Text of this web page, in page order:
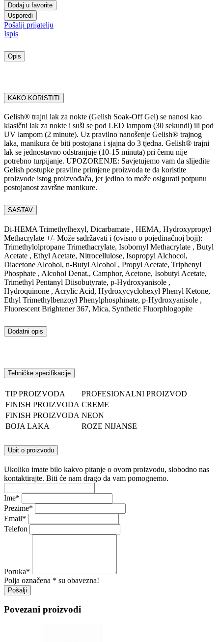
Dodaj u favorite
Usporedi
Pošalji prijatelju
Ispis
Opis
KAKO KORISTITI
Gelish® trajni lak za nokte (Gelish Soak-Off Gel) se nanosi kao
klasični lak za nokte i suši se pod LED lampom (30 sekundi) ili pod
UV lampom (2 minute). Uz pravilno nanošenje Gelish® trajnog
laka, manikura će biti postojana i sjajna do 3 tjedna. Gelish® trajni
lak se jednostavno odstranjuje (10-15 minuta) pri čemu nije
potrebno turpijanje. UPOZORENJE: Savjetujemo vam da slijedite
Gelish postupke pravilne primjene proizvoda te da koristite
proizvode istog proizvođača, jer jedino to može osigurati potpunu
postojanost završne manikure.
SASTAV
Di-HEMA Trimethylhexyl, Dicarbamate , HEMA, Hydroxypropyl
Methacrylate +/- Može sadržavati i (ovisno o pojedinačnoj boji):
Trimethylolpropane Trimethacrylate, Isobornyl Methacrylate , Butyl
Acetate , Ethyl Acetate, Nitrocellulose, Isopropyl Alchocol,
Diacetone Alcohol, n-Butyl Alcohol , Propyl Acetate, Triphenyl
Phosphate , Alcohol Denat., Camphor, Acetone, Isobutyl Acetate,
Trimethyl Pentanyl Diisobutyrate, p-Hydroxyanisole ,
Hydroquinone , Acrylic Acid, Hydroxycyclohexyl Phenyl Ketone,
Ethyl Trimethylbenzoyl Phenylphosphinate, p-Hydroxyanisole ,
Fluorescent Brightener 367, Mica, Synthetic Fluorphlogopite
Dodatni opis
Tehničke specifikacije
TIP PROIZVODA
PROFESIONALNI PROIZVOD
FINISH PROIZVODA CREME
FINISH PROIZVODA NEON
BOJA LAKA
ROZE NIJANSE
Upit o proizvodu
Ukoliko imate bilo kakvo pitanje o ovom proizvodu, slobodno nas
kontaktirajte. Biti će nam drago da vam pomognemo.
Ime*
Prezime*
Email*
Telefon
Poruka*
Polja označena * su obavezna!
Pošalji
Povezani proizvodi